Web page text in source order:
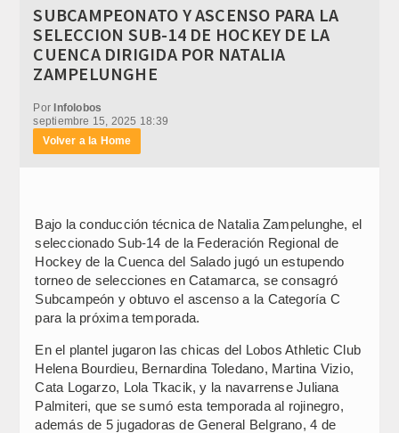
SUBCAMPEONATO Y ASCENSO PARA LA
SELECCION SUB-14 DE HOCKEY DE LA
CUENCA DIRIGIDA POR NATALIA
ZAMPELUNGHE
Por Infolobos
septiembre 15, 2025 18:39
Volver a la Home
Bajo la conducción técnica de Natalia Zampelunghe, el
seleccionado Sub-14 de la Federación Regional de
Hockey de la Cuenca del Salado jugó un estupendo
torneo de selecciones en Catamarca, se consagró
Subcampeón y obtuvo el ascenso a la Categoría C
para la próxima temporada.
En el plantel jugaron las chicas del Lobos Athletic Club
Helena Bourdieu, Bernardina Toledano, Martina Vizio,
Cata Logarzo, Lola Tkacik, y la navarrense Juliana
Palmiteri, que se sumó esta temporada al rojinegro,
además de 5 jugadoras de General Belgrano, 4 de